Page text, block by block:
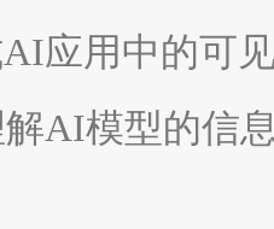
应用中的可
AI模型的信